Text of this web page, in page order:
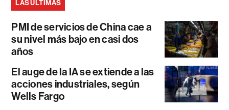
LAS ÚLTIMAS
PMI de servicios de China cae a
su nivel más bajo en casi dos
años
El auge de la IA se extiende a las
acciones industriales, según
Wells Fargo